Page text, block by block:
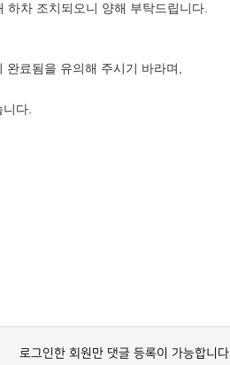
차 조치되오니 양해 부탁드립니다.
료됨을 유의해 주시기 바라며,
다.
로그인한 회원만 댓글 등록이 가능합니